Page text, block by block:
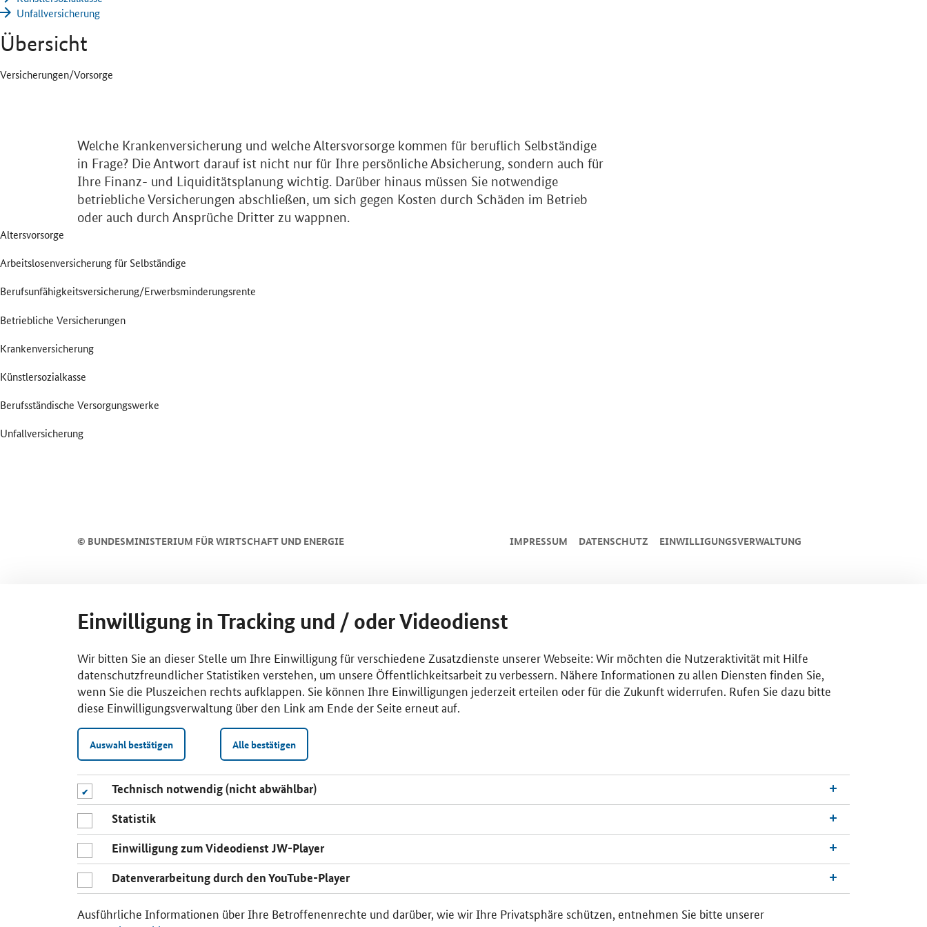
Unfallversicherung
Übersicht
Versicherungen/Vorsorge
Welche Krankenversicherung und welche Altersvorsorge kommen für beruflich Selbständige
in Frage? Die Antwort darauf ist nicht nur für Ihre persönliche Absicherung, sondern auch für
Ihre Finanz- und Liquiditätsplanung wichtig. Darüber hinaus müssen Sie notwendige
betriebliche Versicherungen abschließen, um sich gegen Kosten durch Schäden im Betrieb
oder auch durch Ansprüche Dritter zu wappnen.
Altersvorsorge
Arbeitslosenversicherung für Selbständige
Berufsunfähigkeitsversicherung/Erwerbsminderungsrente
Betriebliche Versicherungen
Krankenversicherung
Künstlersozialkasse
Berufsständische Versorgungswerke
Unfallversicherung
© BUNDESMINISTERIUM FÜR WIRTSCHAFT UND ENERGIE IMPRESSUM DATENSCHUTZ EINWILLIGUNGSVERWALTUNG
Einwilligung in Tracking und / oder Videodienst
Wir bitten Sie an dieser Stelle um Ihre Einwilligung für verschiedene Zusatzdienste unserer Webseite: Wir möchten die Nutzeraktivität mit Hilfe
datenschutzfreundlicher Statistiken verstehen, um unsere Öffentlichkeitsarbeit zu verbessern. Nähere Informationen zu allen Diensten finden Sie,
wenn Sie die Pluszeichen rechts aufklappen. Sie können Ihre Einwilligungen jederzeit erteilen oder für die Zukunft widerrufen. Rufen Sie dazu bitte
diese Einwilligungsverwaltung über den Link am Ende der Seite erneut auf.
Auswahl bestätigen Alle bestätigen
Technisch notwendig (nicht abwählbar)
Statistik
Einwilligung zum Videodienst JW-Player
Datenverarbeitung durch den YouTube-Player
Ausführliche Informationen über Ihre Betroffenenrechte und darüber, wie wir Ihre Privatsphäre schützen, entnehmen Sie bitte unserer